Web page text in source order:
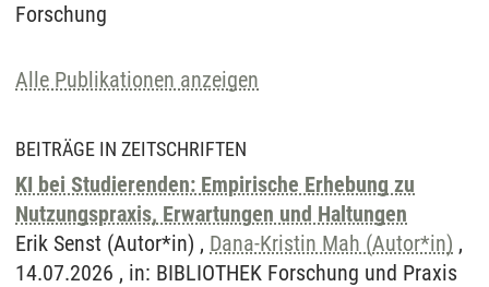
Forschung
Alle Publikationen anzeigen
BEITRÄGE IN ZEITSCHRIFTEN
KI bei Studierenden: Empirische Erhebung zu
Nutzungspraxis, Erwartungen und Haltungen
Erik Senst (Autor*in) , Dana-Kristin Mah (Autor*in) ,
14.07.2026 , in: BIBLIOTHEK Forschung und Praxis